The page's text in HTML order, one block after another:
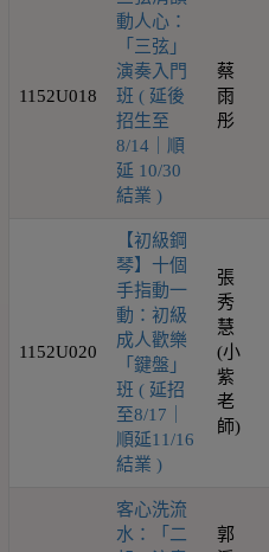
1152U018
動人心：
「三弦」
演奏入門
班 ( 延後
招生至
8/14｜順
延 10/30
結業 )
蔡
雨
彤
1152U020
【初級鋼
琴】十個
手指動一
動：初級
成人歡樂
「鍵盤」
班 ( 延招
至8/17｜
順延11/16
結業 )
張
秀
慧
(小
紫
老
師)
客心洗流
水：「二
郭